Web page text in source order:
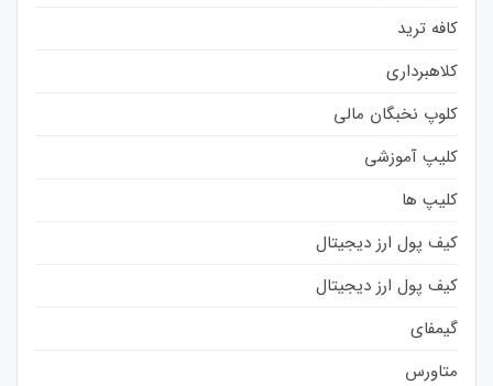
کافه ترید
کلاهبرداری
کلوپ نخبگان مالی
کلیپ آموزشی
کلیپ ها
کیف پول ارز دیجیتال
کیف پول ارز دیجیتال
گیمفای
متاورس